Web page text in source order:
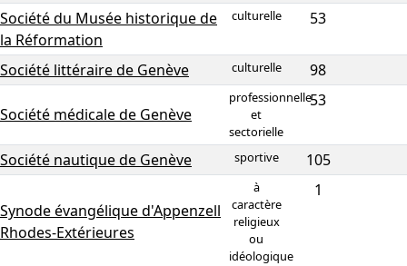
Société du Musée historique de
la Réformation
culturelle 53
Société littéraire de Genève culturelle 98
Société médicale de Genève
professionnelle
et
sectorielle
53
Société nautique de Genève sportive 105
Synode évangélique d'Appenzell
Rhodes-Extérieures
à
caractère
religieux
ou
idéologique
1